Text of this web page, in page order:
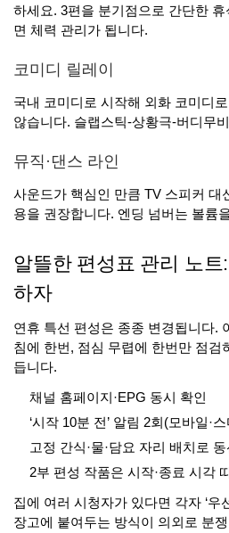
하세요. 3편을 분기점으로 간단한
면 체력 관리가 됩니다.
코미디 릴레이
국내 코미디로 시작해 외화 코미디
않습니다. 슬랩스틱-상황극-버디무
뮤직·댄스 라인
사운드가 핵심인 만큼 TV 스피커 대
용을 권장합니다. 엔딩 넘버는 볼륨
알뜰한 편성표 관리 노트
하자
연휴 특선 편성은 종종 변경됩니다.
침에 한번, 점심 무렵에 한번만 점검
듭니다.
채널 홈페이지·EPG 동시 확인
‘시작 10분 전’ 알림 2회(모바일·
고정 간식·물·담요 자리 배치로
2부 편성 작품은 시작·종료 시각
집에 여러 시청자가 있다면 각자 ‘우
장고에 붙여두는 방식이 의외로 분